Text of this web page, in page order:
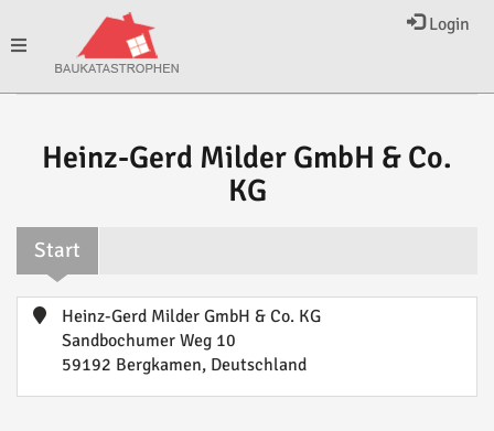
Login
Toggle
Heinz-Gerd Milder GmbH & Co.
KG
Start
Heinz-Gerd Milder GmbH & Co. KG
Sandbochumer Weg 10
59192 Bergkamen, Deutschland